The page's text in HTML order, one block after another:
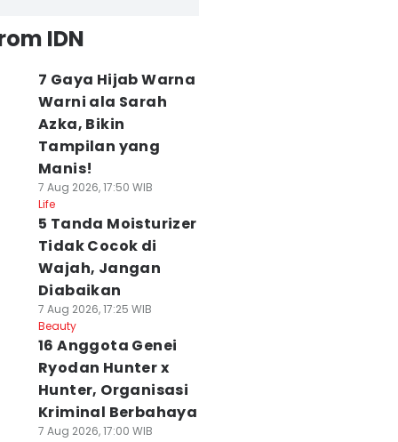
IDN
7 Gaya Hijab Warna
Warni ala Sarah
Azka, Bikin
Tampilan yang
Manis!
7 Aug 2026, 17:50 WIB
Life
5 Tanda Moisturizer
Tidak Cocok di
Wajah, Jangan
Diabaikan
7 Aug 2026, 17:25 WIB
Beauty
16 Anggota Genei
Ryodan Hunter x
Hunter, Organisasi
Kriminal Berbahaya
7 Aug 2026, 17:00 WIB